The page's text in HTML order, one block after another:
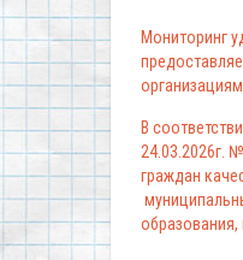
Мониторинг
В
24.03.2026г.
граждан
образования,